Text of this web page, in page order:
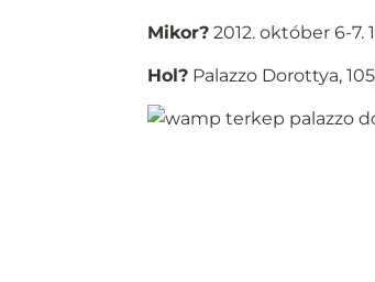
Mikor? 2012. október 6-7.
Hol? Palazzo Dorottya,